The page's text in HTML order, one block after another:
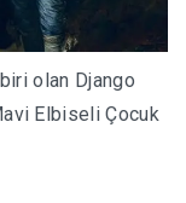
olan Django
Elbiseli Çocuk